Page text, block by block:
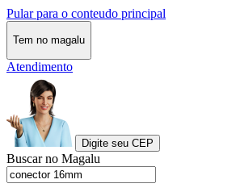
Pular para o conteudo principal
Tem no magalu
Atendimento
Digite seu CEP
Buscar no Magalu